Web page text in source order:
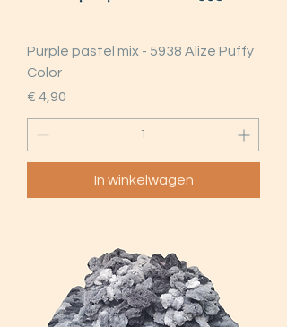
Purple pastel mix - 5938 Alize Puffy
Color
Prijs
€ 4,90
In winkelwagen